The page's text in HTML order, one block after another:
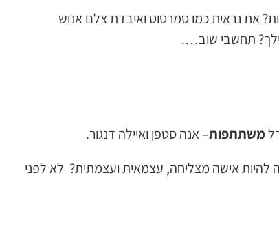
את נראית כמו סמרטוט ואיבדת צלם אנוש
תחשבי שוב….
משתתפות– אנה סטפן ואיילה דנגור.
אישה מצליחה, עצמאית ועצמתית? לא לפני